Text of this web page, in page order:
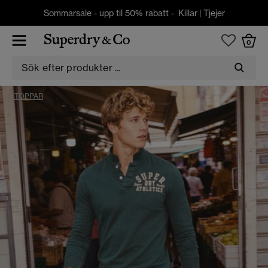
Sommarsale - upp til 50% rabatt - Killar| Tjejer
0
TOPPAR